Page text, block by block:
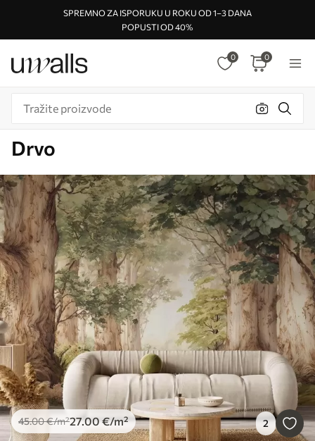
SPREMNO ZA ISPORUKU U ROKU OD 1–3 DANA
POPUSTI OD 40%
0 0
Drvo
45.00€/m²27.00 €/m² 2